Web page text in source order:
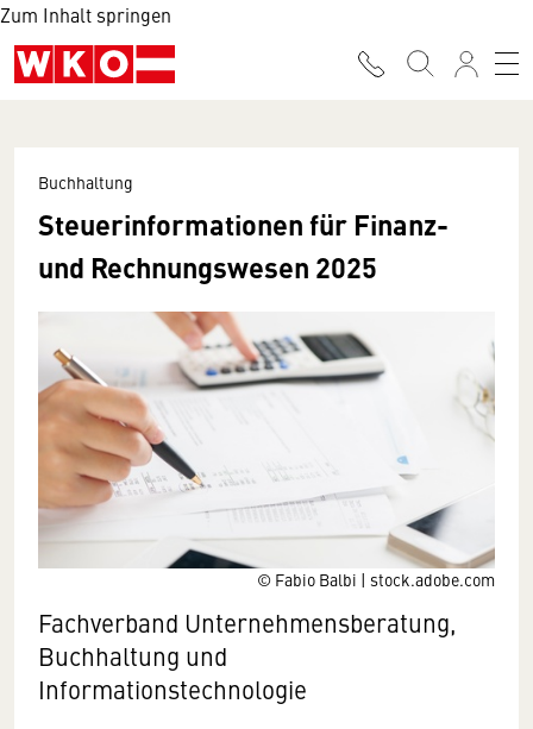
Zum Inhalt springen
© Fabio Balbi | stock.adobe.com
Buchhaltung
Steuerinformationen für Finanz-
und Rechnungswesen 2025
Fachverband Unternehmensberatung,
Buchhaltung und
Informationstechnologie